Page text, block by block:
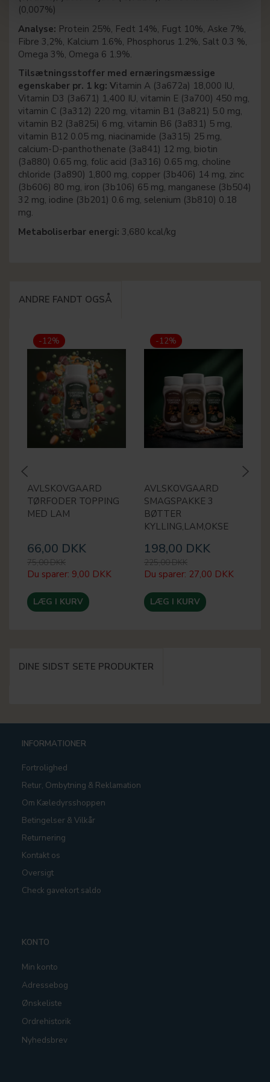
(0,007%)
Analyse: Protein 25%, Fedt 14%, Fugt 10%, Aske 7%,
Fibre 3,2%, Kalcium 1.6%, Phosphorus 1.2%, Salt 0.3 %,
Omega 3%, Omega 6 1.9%.
Tilsætningsstoffer med ernæringsmæssige
egenskaber pr. 1 kg: Vitamin A (3a672a) 18,000 IU,
Vitamin D3 (3a671) 1,400 IU, vitamin E (3a700) 450 mg,
vitamin C (3a312) 220 mg, vitamin B1 (3a821) 5.0 mg,
vitamin B2 (3a825i) 6 mg, vitamin B6 (3a831) 5 mg,
vitamin B12 0.05 mg, niacinamide (3a315) 25 mg,
calcium-D-panthothenate (3a841) 12 mg, biotin
(3a880) 0.65 mg, folic acid (3a316) 0.65 mg, choline
chloride (3a890) 1,800 mg, copper (3b406) 14 mg, zinc
(3b606) 80 mg, iron (3b106) 65 mg, manganese (3b504)
32 mg, iodine (3b201) 0.6 mg, selenium (3b810) 0.18
mg.
Metaboliserbar energi: 3,680 kcal/kg
ANDRE FANDT OGSÅ
-12%
AVLSKOVGAARD
TØRFODER TOPPING
MED LAM
66,00 DKK
75,00 DKK
Du sparer: 9,00 DKK
LÆG I KURV
-12%
AVLSKOVGAARD
SMAGSPAKKE 3
BØTTER
KYLLING,LAM,OKSE
198,00 DKK
225,00 DKK
Du sparer: 27,00 DKK
LÆG I KURV
DINE SIDST SETE PRODUKTER
INFORMATIONER
Fortrolighed
Retur, Ombytning & Reklamation
Om Kæledyrsshoppen
Betingelser & Vilkår
Returnering
Kontakt os
Oversigt
Check gavekort saldo
KONTO
Min konto
Adressebog
Ønskeliste
Ordrehistorik
Nyhedsbrev